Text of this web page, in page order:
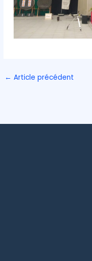
← Article précédent